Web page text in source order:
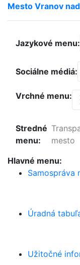
Mesto Vranov nad
Jazykové menu:
Sociálne médiá:
Vrchné menu:
Stredné
menu:
mesto
Hlavné menu:
Samospráva
Úradná
Užitočné